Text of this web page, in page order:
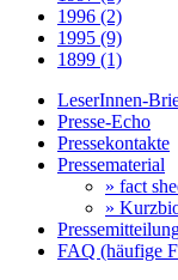
1996 (2)
1995 (9)
1899 (1)
LeserInnen-
Presse-Echo
Pressekontakte
Pressematerial
» fact
»
FAQ (häufige